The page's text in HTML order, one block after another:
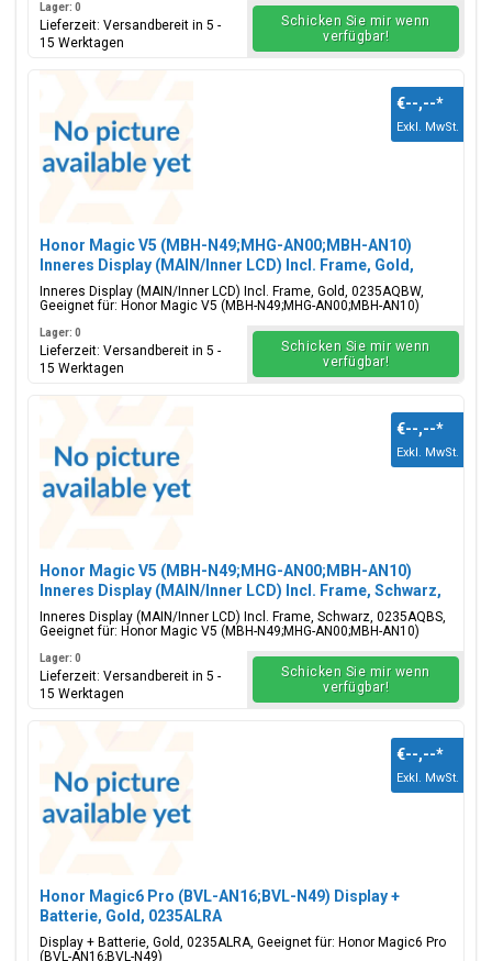
Lager: 0
Lieferzeit: Versandbereit in 5 -
15 Werktagen
Schicken Sie mir wenn
verfügbar!
Honor Magic V5 (MBH-N49;MHG-AN00;MBH-AN10)
Inneres Display (MAIN/Inner LCD) Incl. Frame, Gold,
0235AQBW
Inneres Display (MAIN/Inner LCD) Incl. Frame, Gold, 0235AQBW,
Geeignet für: Honor Magic V5 (MBH-N49;MHG-AN00;MBH-AN10)
€--,--*
Exkl. MwSt.
Lager: 0
Lieferzeit: Versandbereit in 5 -
15 Werktagen
Schicken Sie mir wenn
verfügbar!
Honor Magic V5 (MBH-N49;MHG-AN00;MBH-AN10)
Inneres Display (MAIN/Inner LCD) Incl. Frame, Schwarz,
0235AQBS
Inneres Display (MAIN/Inner LCD) Incl. Frame, Schwarz, 0235AQBS,
Geeignet für: Honor Magic V5 (MBH-N49;MHG-AN00;MBH-AN10)
€--,--*
Exkl. MwSt.
Lager: 0
Lieferzeit: Versandbereit in 5 -
15 Werktagen
Schicken Sie mir wenn
verfügbar!
Honor Magic6 Pro (BVL-AN16;BVL-N49) Display +
Batterie, Gold, 0235ALRA
Display + Batterie, Gold, 0235ALRA, Geeignet für: Honor Magic6 Pro
(BVL-AN16;BVL-N49)
€--,--*
Exkl. MwSt.